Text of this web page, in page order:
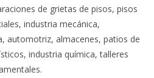
de grietas de pisos, pisos
industria mecánica,
automotriz, almacenes, patios de
industria química, talleres